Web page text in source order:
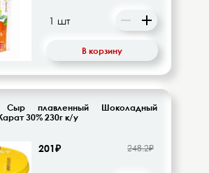
В корзину
плавленный Шоколадный
30% 230г к/у
201₽ 248.2₽